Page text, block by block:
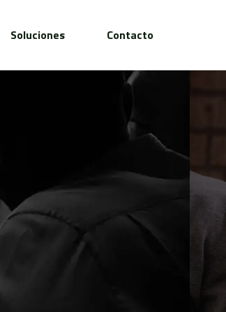
Soluciones Contacto